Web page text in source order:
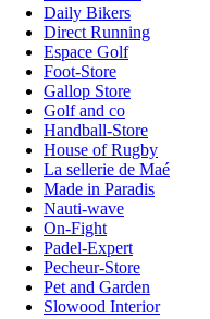
Daily Bikers
Direct Running
Espace Golf
Foot-Store
Gallop Store
Golf and co
Handball-Store
House of Rugby
La sellerie de Maé
Made in Paradis
Nauti-wave
On-Fight
Padel-Expert
Pecheur-Store
Pet and Garden
Slowood Interior